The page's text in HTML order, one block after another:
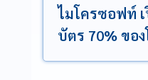
ไมโครซอฟท์ เ
บัตร 70% ขอ